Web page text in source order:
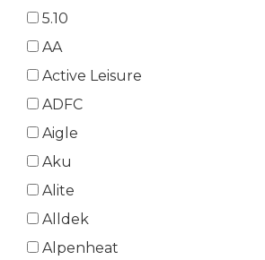
5.10
AA
Active Leisure
ADFC
Aigle
Aku
Alite
Alldek
Alpenheat